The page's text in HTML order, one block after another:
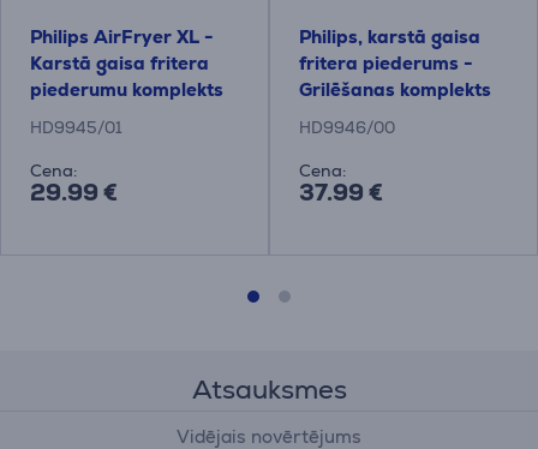
Philips AirFryer XL -
Karstā gaisa fritera
piederumu komplekts
HD9945/01
Cena:
29.99 €
Philips, karstā gaisa
fritera piederums -
Grilēšanas komplekts
HD9946/00
Cena:
37.99 €
Atsauksmes
Vidējais novērtējums